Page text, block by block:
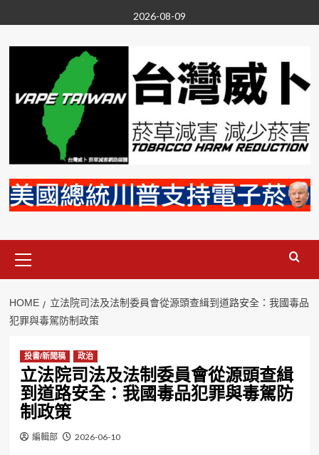
to
content
2026-08-09
Menu
HOME
立法院司法及法制委員會從源頭查緝到道路安全：我國毒品
犯罪與毒駕防制政策
投書/新聞稿 政治
立法院司法及法制委員會從源頭查緝
到道路安全：我國毒品犯罪與毒駕防
制政策
編輯部 2026-06-10